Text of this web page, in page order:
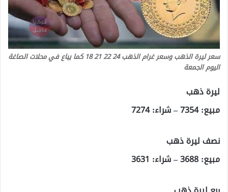
سعر ليرة الذهب وسعر غرام الذهب 24 22 21 18 كما يباع في محلات الصاغة
اليوم الجمعة
ليرة ذهب
مبيع: 7354 – شراء: 7274
نصف ليرة ذهب
مبيع: 3688 – شراء: 3631